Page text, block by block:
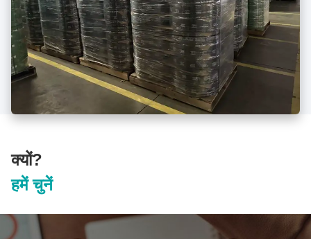
क्यों?
हमें चुनें